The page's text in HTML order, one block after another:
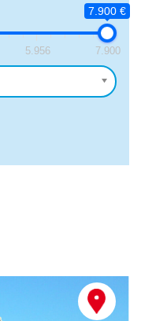
7.900 €
5.956 7.900